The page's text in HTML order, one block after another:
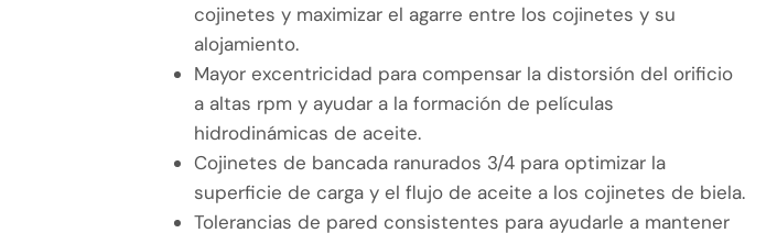
cojinetes y maximizar el agarre entre los cojinetes y su
alojamiento.
Mayor excentricidad para compensar la distorsión del orificio
a altas rpm y ayudar a la formación de películas
hidrodinámicas de aceite.
Cojinetes de bancada ranurados 3/4 para optimizar la
superficie de carga y el flujo de aceite a los cojinetes de biela.
Tolerancias de pared consistentes para ayudarle a mantener